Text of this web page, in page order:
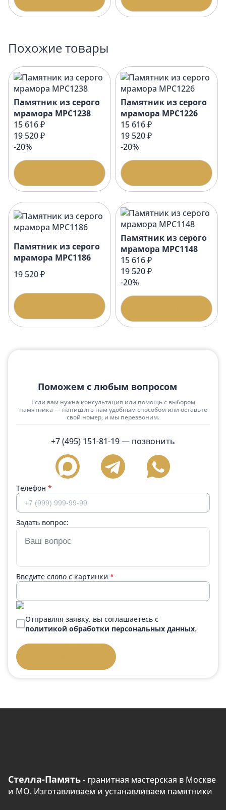
Похожие товары
Памятник из серого
мрамора МРС1238
15 616 ₽
19 520 ₽
-20%
Памятник из серого
мрамора МРС1226
15 616 ₽
19 520 ₽
-20%
Памятник из серого
мрамора МРС1186
19 520 ₽
Памятник из серого
мрамора МРС1148
15 616 ₽
19 520 ₽
-20%
Поможем с любым вопросом
Если вам нужна консультация или помощь с выбором
памятника — напишите нам удобным способом или оставьте
свой номер, и мы перезвоним.
+7 (495) 151-81-19— позвонить
Телефон *
Задать вопрос:
Введите слово с картинки *
Отправляя заявку, вы соглашаетесь с
политикой обработки персональных данных.
Стелла-Память- гранитная мастерская в Москве
и МО. Изготавливаем и устанавливаем памятники